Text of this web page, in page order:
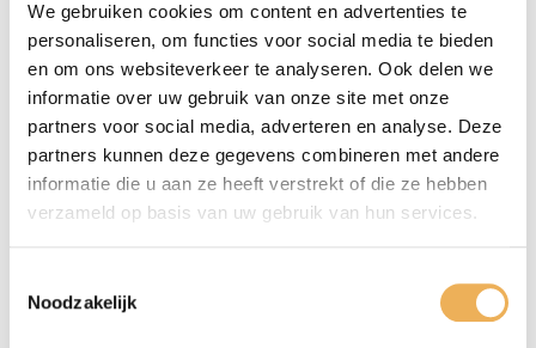
We gebruiken cookies om content en advertenties te
personaliseren, om functies voor social media te bieden
en om ons websiteverkeer te analyseren. Ook delen we
informatie over uw gebruik van onze site met onze
partners voor social media, adverteren en analyse. Deze
partners kunnen deze gegevens combineren met andere
informatie die u aan ze heeft verstrekt of die ze hebben
verzameld op basis van uw gebruik van hun services.
Noodzakelijk
BESCHRIJVING
Schroeven met bolle kop en zaaggleuf din 96
messing. Verpakt per 200 stuks. Maat 2,5
mm breed x 20 mm lang.